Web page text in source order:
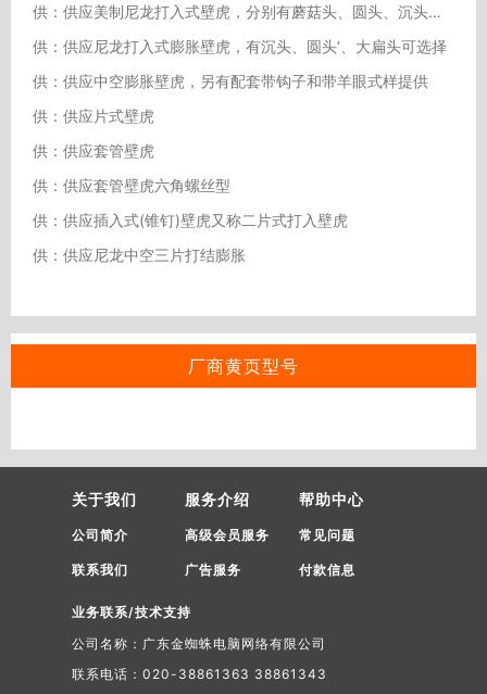
供：供应美制尼龙打入式壁虎，分别有蘑菇头、圆头、沉头可选择
供：供应尼龙打入式膨胀壁虎，有沉头、圆头‘、大扁头可选择
供：供应中空膨胀壁虎，另有配套带钩子和带羊眼式样提供
供：供应片式壁虎
供：供应套管壁虎
供：供应套管壁虎六角螺丝型
供：供应插入式(锥钉)壁虎又称二片式打入壁虎
供：供应尼龙中空三片打结膨胀
厂商黄页型号
关于我们
公司简介
联系我们
服务介绍
高级会员服务
广告服务
帮助中心
常见问题
付款信息
业务联系/技术支持
公司名称：广东金蜘蛛电脑网络有限公司
联系电话：020-38861363 38861343